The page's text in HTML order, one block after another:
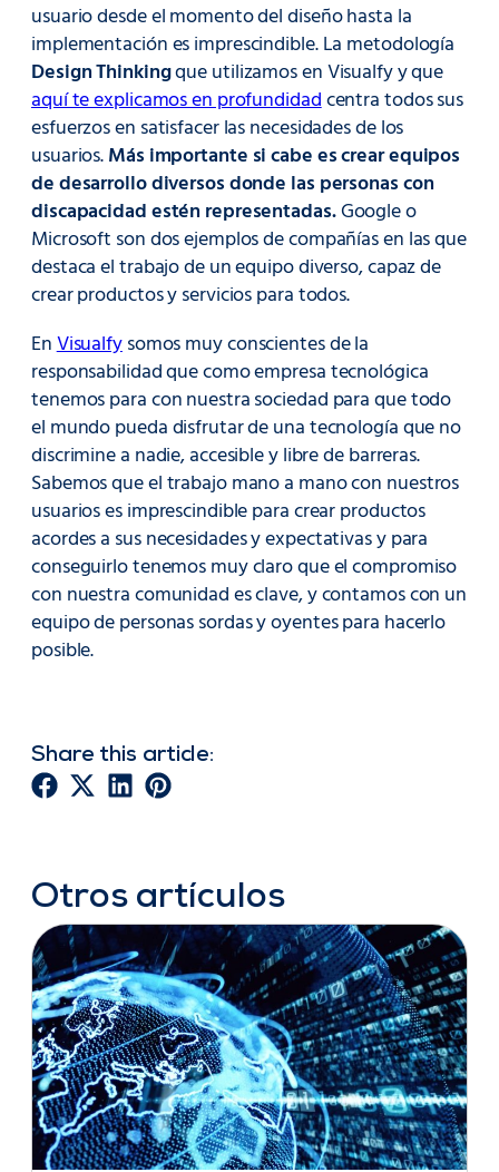
usuario desde el momento del diseño hasta la
implementación es imprescindible. La metodología
Design Thinkingque utilizamos en Visualfy y que
aquí te explicamos en profundidadcentra todos sus
esfuerzos en satisfacer las necesidades de los
usuarios.Más importante si cabe es crear equipos
de desarrollo diversos donde las personas con
discapacidad estén representadas.Google o
Microsoft son dos ejemplos de compañías en las que
destaca el trabajo de un equipo diverso, capaz de
crear productos y servicios para todos.
EnVisualfysomos muy conscientes de la
responsabilidad que como empresa tecnológica
tenemos para con nuestra sociedad para que todo
el mundo pueda disfrutar de una tecnología que no
discrimine a nadie, accesible y libre de barreras.
Sabemos que el trabajo mano a mano con nuestros
usuarios es imprescindible para crear productos
acordes a sus necesidades y expectativas y para
conseguirlo tenemos muy claro que el compromiso
con nuestra comunidad es clave, y contamos con un
equipo de personas sordas y oyentes para hacerlo
posible.
Share this article:
Otros artículos